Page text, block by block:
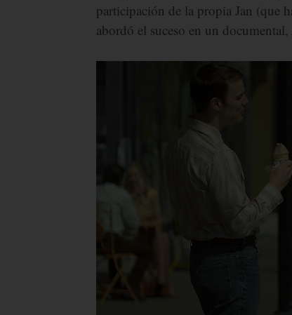
participación de la propia Jan (que
abordó el suceso en un documental,